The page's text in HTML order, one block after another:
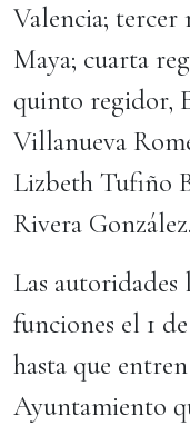
Valencia; tercer
Maya; cuarta
quinto regidor,
Villanueva
Lizbeth Tufiño
Rivera González.
Las autoridades
funciones el 1
hasta que
Ayuntamiento